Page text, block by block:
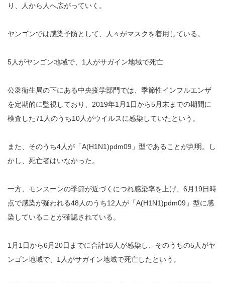
り、人から人へ広がっていく。
ヤンゴンでは感染予防として、人々がマスクを着用している。
5人がヤンゴン地域で、1人がサガイン地域で死亡
公衆衛生局の下にある中央疫学部門では、季節性インフルエンザ
を定期的に監視しており、2019年1月1日から5月末までの期間に
検査した71人のうち10人がウイルスに感染していたという。
また、そのうち4人が「A(H1N1)pdm09」型であることが判明。し
かし、死亡者はいなかった。
一方、モンスーンの季節が近づくにつれ感染率を上げ、6月19日時
点で感染が疑われる48人のうち12人が「A(H1N1)pdm09」型に感
染していることが確認されている。
1月1日から6月20日までに合計16人が感染し、そのうちの5人がヤ
ンゴン地域で、1人がサガイン地域で死亡したという。